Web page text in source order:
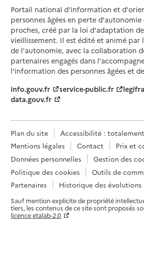
Portail national d'information et
personnes âgées en perte d'autonomie
proches, créé par la loi d'adaptation
vieillissement. Il est édité et animé par
de l'autonomie, avec la collaboration
partenaires engagés dans
l'information des personnes âgées et
info.gouv.fr
service-public.fr
data.gouv.fr
Plan du site
Accessibilité :
Mentions légales
Contact
Prix et
Données personnelles
Gestion des
Politique des cookies
Outils de
Partenaires
Historique des évolutions
Sauf mention explicite de propriété
tiers, les contenus de ce site sont proposés
licence etalab-2.0